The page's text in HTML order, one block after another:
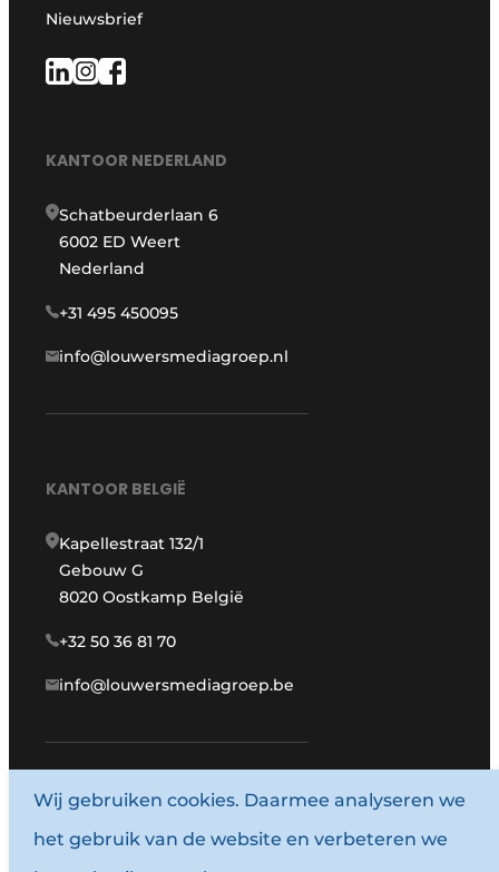
Nieuwsbrief
KANTOOR NEDERLAND
Schatbeurderlaan 6
6002 ED Weert
Nederland
+31 495 450095
info@louwersmediagroep.nl
KANTOOR BELGIË
Kapellestraat 132/1
Gebouw G
8020 Oostkamp België
+32 50 36 81 70
info@louwersmediagroep.be
www.louwersmediagroep.com
© 1987 - 2026 Louwersmediagroep.
Wij gebruiken cookies. Daarmee analyseren we
het gebruik van de website en verbeteren we